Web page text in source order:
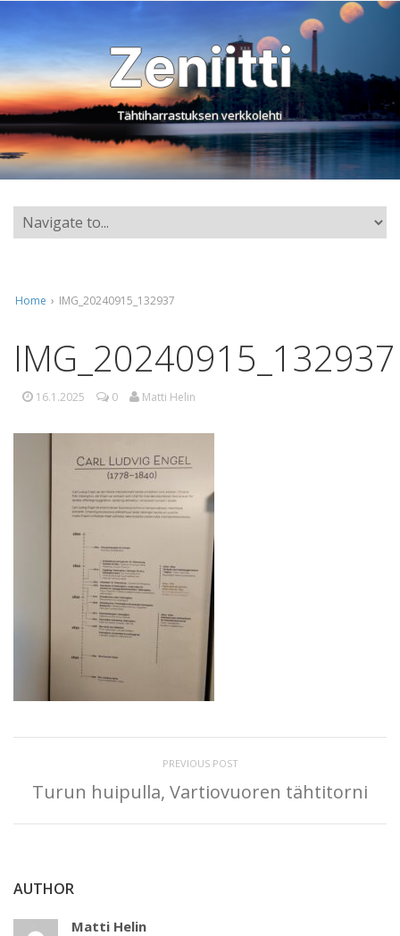
Zeniitti
Tähtiharrastuksen verkkolehti
Home › IMG_20240915_132937
IMG_20240915_132937
16.1.2025 0 Matti Helin
PREVIOUS POST
Turun huipulla, Vartiovuoren tähtitorni
AUTHOR
Matti Helin